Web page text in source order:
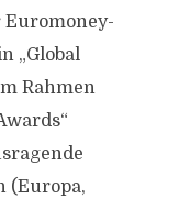
Euromoney-
„Global
Rahmen
(Europa,